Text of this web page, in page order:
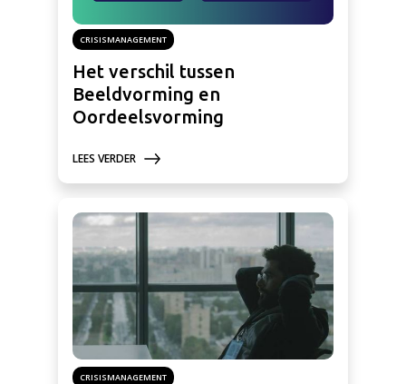
CRISISMANAGEMENT
Het verschil tussen
Beeldvorming en
Oordeelsvorming
LEES VERDER
CRISISMANAGEMENT